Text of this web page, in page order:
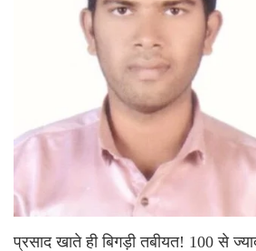
प्रसाद खाते ही बिगड़ी तबीयत! 100 से